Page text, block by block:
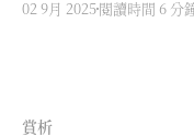
02 9月 2025 閱讀時間 6 分
賞析